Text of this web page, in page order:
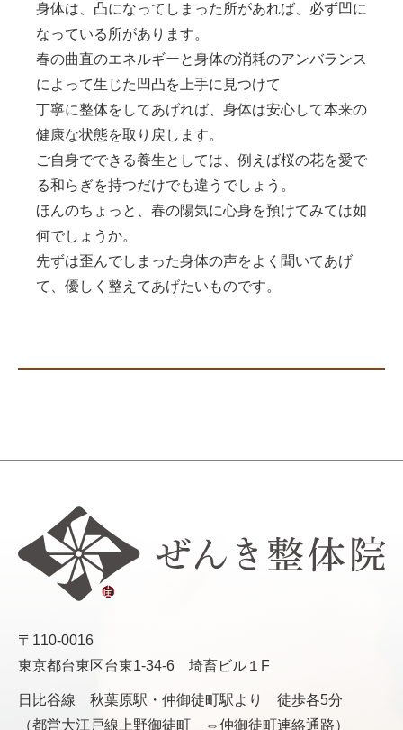
身体は、凸になってしまった所があれば、必ず凹に
なっている所があります。
春の曲直のエネルギーと身体の消耗のアンバランス
によって生じた凹凸を上手に見つけて
丁寧に整体をしてあげれば、身体は安心して本来の
健康な状態を取り戻します。
ご自身でできる養生としては、例えば桜の花を愛で
る和らぎを持つだけでも違うでしょう。
ほんのちょっと、春の陽気に心身を預けてみては如
何でしょうか。
先ずは歪んでしまった身体の声をよく聞いてあげ
て、優しく整えてあげたいものです。
〒110-0016
東京都台東区台東1-34-6 埼畜ビル１F
日比谷線 秋葉原駅・仲御徒町駅より 徒歩各5分
（都営大江戸線上野御徒町 ⇔仲御徒町連絡通路）